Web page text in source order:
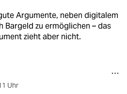
Argumente, neben digitalem
Bargeld zu ermöglichen – das
zieht aber nicht.
Uhr